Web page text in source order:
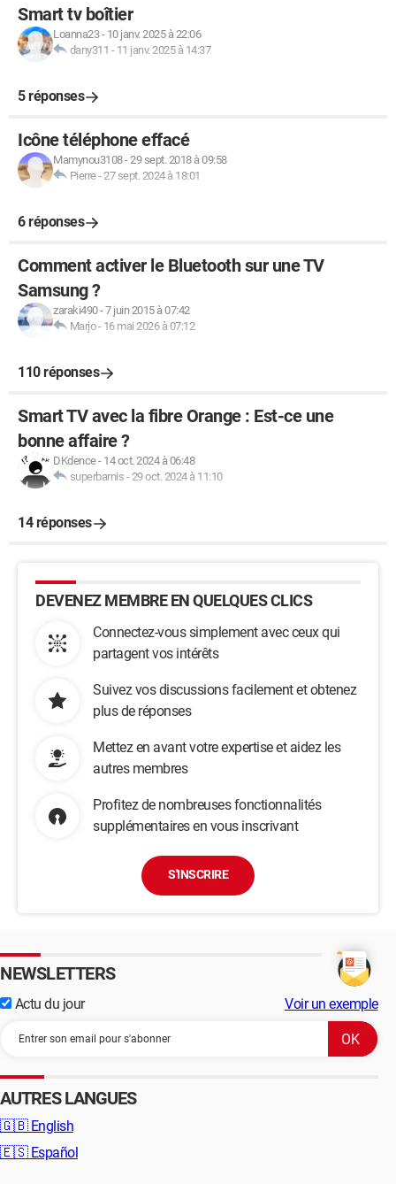
Smart tv boîtier
Loanna23- 10 janv. 2025 à 22:06
dany311 - 11 janv. 2025 à 14:37
5 réponses
Icône téléphone effacé
Mamynou3108-29 sept. 2018 à 09:58
Pierre-27 sept. 2024 à 18:01
6 réponses
Comment activer le Bluetooth sur une TV
Samsung ?
zaraki490-7 juin 2015 à 07:42
Marjo- 16 mai 2026 à 07:12
110 réponses
Smart TV avec la fibre Orange : Est-ce une
bonne affaire ?
DKdence- 14 oct. 2024 à 06:48
superbarnis -29 oct. 2024 à 11:10
14 réponses
DEVENEZ MEMBRE EN QUELQUES CLICS
Connectez-vous simplement avec ceux qui
partagent vos intérêts
Suivez vos discussions facilement et obtenez
plus de réponses
Mettez en avant votre expertise et aidez les
autres membres
Profitez de nombreuses fonctionnalités
supplémentaires en vous inscrivant
S'INSCRIRE
NEWSLETTERS
Actu du jour Voir un exemple
AUTRES LANGUES
🇬🇧 English
🇪🇸 Español